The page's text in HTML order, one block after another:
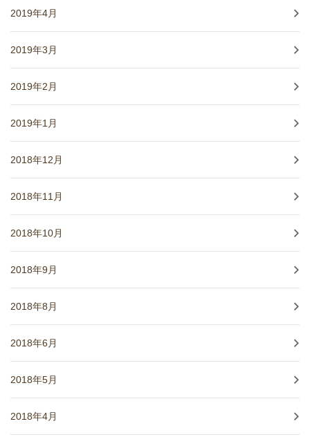
2019年4月
2019年3月
2019年2月
2019年1月
2018年12月
2018年11月
2018年10月
2018年9月
2018年8月
2018年6月
2018年5月
2018年4月